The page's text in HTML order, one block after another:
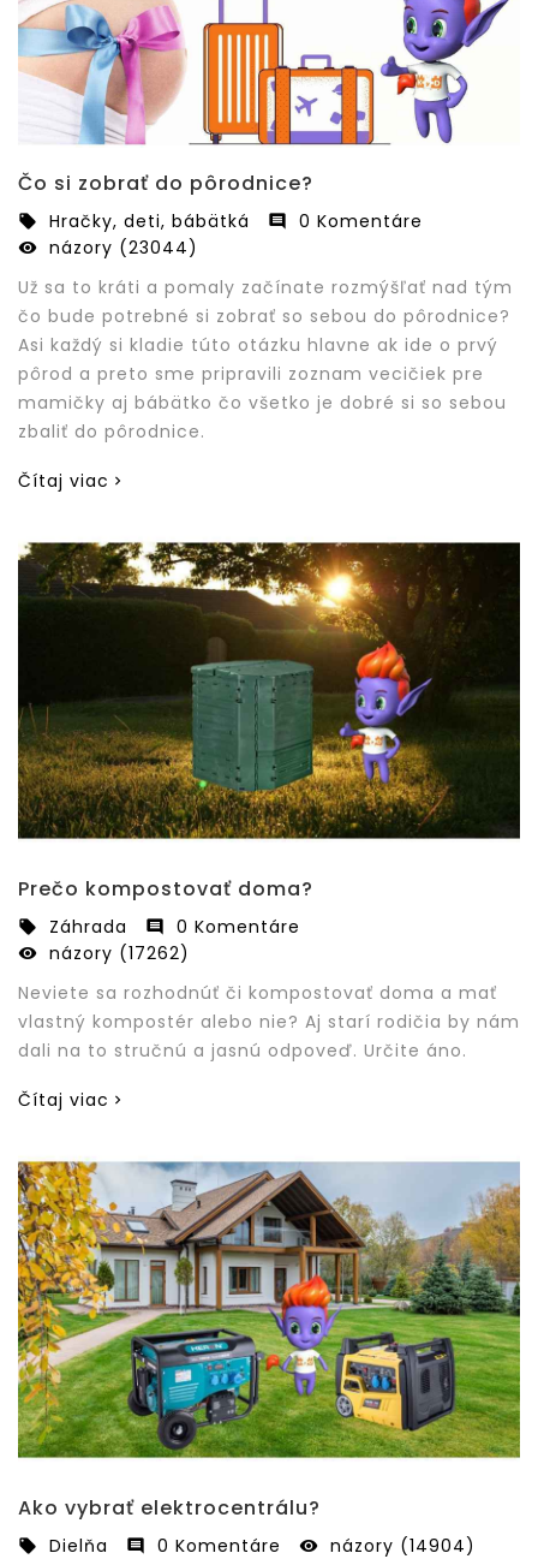
Čo si zobrať do pôrodnice?
 Hračky, deti, bábätká  0 Komentáre

názory (23044)
Už sa to kráti a pomaly začínate rozmýšľať nad tým
čo bude potrebné si zobrať so sebou do pôrodnice?
Asi každý si kladie túto otázku hlavne ak ide o prvý
pôrod a preto sme pripravili zoznam vecičiek pre
mamičky aj bábätko čo všetko je dobré si so sebou
zbaliť do pôrodnice.
Čítaj viac
Prečo kompostovať doma?
 Záhrada  0 Komentáre

názory (17262)
Neviete sa rozhodnúť či kompostovať doma a mať
vlastný kompostér alebo nie? Aj starí rodičia by nám
dali na to stručnú a jasnú odpoveď. Určite áno.
Čítaj viac
Ako vybrať elektrocentrálu?
 Dielňa  0 Komentáre 
názory (14904)